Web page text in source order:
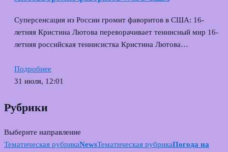
Суперсенсация из России громит фаворитов в США: 16-
летняя Кристина Лютова переворачивает теннисный мир 16-
летняя российская теннисистка Кристина Лютова…
Подробнее
31 июля, 12:01
Рубрики
Выберите направление
Тематическая рубрикаNewsТематическая рубрикаПогода на